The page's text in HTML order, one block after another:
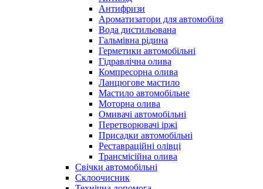
Антифризи
Ароматизатори для автомобіля
Вода дистильована
Гальмівна рідина
Герметики автомобільні
Гідравлічна олива
Компресорна олива
Ланцюгове мастило
Мастило автомобільне
Моторна олива
Омивачі автомобільні
Перетворювачі іржі
Присадки автомобільні
Реставраційні олівці
Трансмісійна олива
Свічки автомобільні
Склоочисник